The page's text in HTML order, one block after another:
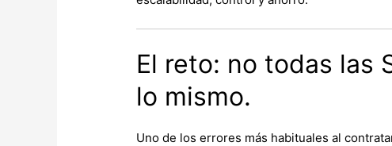
El reto: no todas las
lo mismo.
Uno de los errores más habituales al